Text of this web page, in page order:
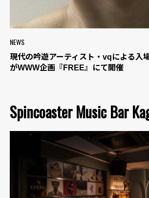
NEWS
現代の吟遊アーティスト・vqによる入
がWWW企画『FREE』にて開催
Spincoaster Music Bar